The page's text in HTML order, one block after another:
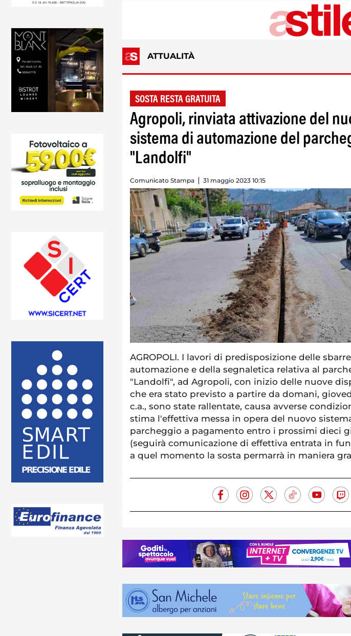
ATTUALITÀ
SOSTA RESTA GRATUITA
Agropoli, rinviata attivazione del
sistema di automazione del
"Landolfi"
Comunicato Stampa 31 maggio 2023 10:15
AGROPOLI. I lavori di predisposizione delle
automazione e della segnaletica relativa al
"Landolfi", ad Agropoli, con inizio delle nuove
che era stato previsto a partire da domani,
c.a., sono state rallentate, causa avverse
stima l'effettiva messa in opera del nuovo
parcheggio a pagamento entro i prossimi dieci
(seguirà comunicazione di effettiva entrata in
a quel momento la sosta permarrà in maniera